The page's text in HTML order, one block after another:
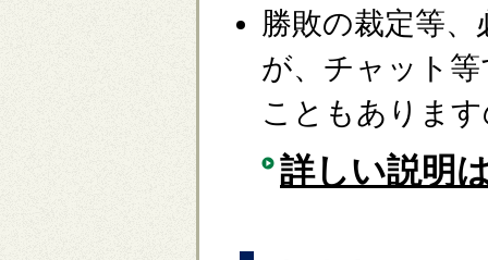
勝敗の裁定等
が、チャット
こともありま
詳しい説明